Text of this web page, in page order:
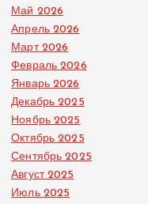
Май 2026
Апрель 2026
Март 2026
Февраль 2026
Январь 2026
Декабрь 2025
Ноябрь 2025
Октябрь 2025
Сентябрь 2025
Август 2025
Июль 2025